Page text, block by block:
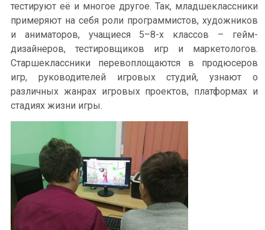
тестируют её и многое другое. Так, младшеклассники
примеряют на себя роли программистов, художников
и аниматоров, учащиеся 5–8-х классов – гейм-
дизайнеров, тестировщиков игр и маркетологов.
Старшеклассники перевоплощаются в продюсеров
игр, руководителей игровых студий, узнают о
различных жанрах игровых проектов, платформах и
стадиях жизни игры.